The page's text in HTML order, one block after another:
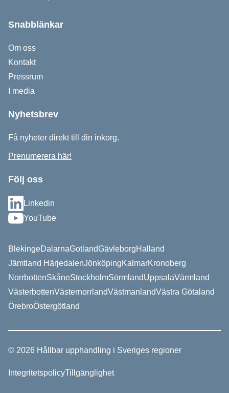
Snabblänkar
Om oss
Kontakt
Pressrum
I media
Nyhetsbrev
Få nyheter direkt till din inkorg.
Prenumerera här!
Följ oss
Linkedin
YouTube
BlekingeDalarnaGotlandGävleborgHalland
Jämtland HärjedalenJönköpingKalmarKronoberg
NorrbottenSkåneStockholmSörmlandUppsalaVärmland
VästerbottenVästernorrlandVästmanlandVästra Götaland
ÖrebroÖstergötland
© 2026 Hållbar upphandling i Sveriges regioner
IntegritetspolicyTillgänglighet